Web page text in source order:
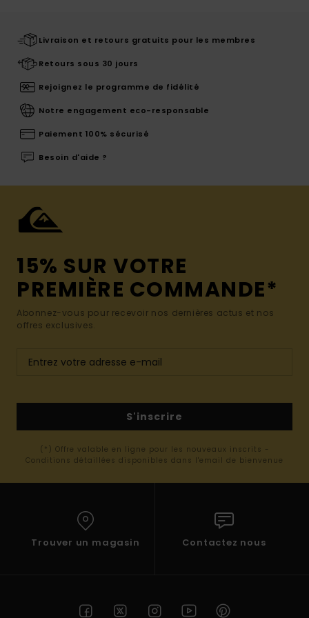
Livraison et retours gratuits pour les membres
Retours sous 30 jours
Rejoignez le programme de fidélité
Notre engagement eco-responsable
Paiement 100% sécurisé
Besoin d'aide ?
15% SUR VOTRE
PREMIÈRE COMMANDE*
Abonnez-vous pour recevoir nos dernières actus et nos
offres exclusives.
S'inscrire
(*) Offre valable en ligne pour les nouveaux inscrits -
Conditions détaillées disponibles dans l'email de bienvenue
Trouver un magasin Contactez nous